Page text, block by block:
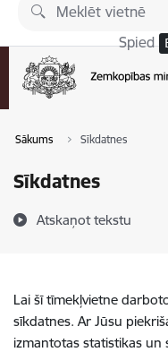
Pāriet uz lapas saturu
Spied
Sākums Sīkdatnes
Sīkdatnes
Atskaņot tekstu
Lai šī tīmekļvietne
sīkdatnes. Ar Jūsu
izmantotas statistikas un